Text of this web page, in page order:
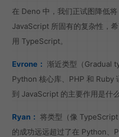
在 Deno 中，我们正试图降低
JavaScript 所固有的复杂性，
用 TypeScript。
Evrone： 渐近类型（Gradual
Python 核心库、PHP 和 Ruby
到 JavaScript 的主要作用是什
Ryan： 将类型（像
的成功远远超过了在 Python、